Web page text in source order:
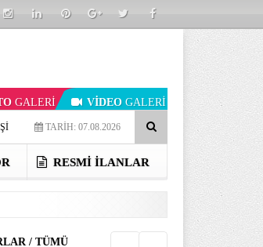
GALERİ VİDEO GALERİ
TARİH: 07.08.2026
RESMI İLANLAR
/ TÜMÜ